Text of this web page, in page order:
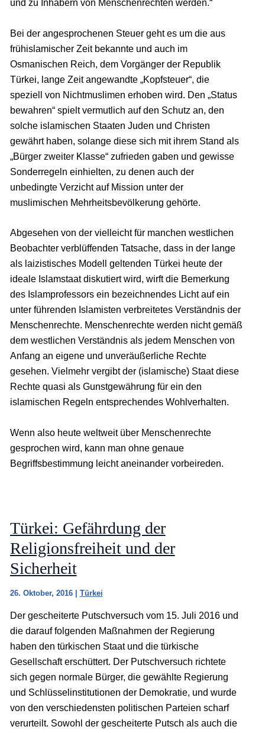
und zu Inhabern von Menschenrechten werden.“
Bei der angesprochenen Steuer geht es um die aus
frühislamischer Zeit bekannte und auch im
Osmanischen Reich, dem Vorgänger der Republik
Türkei, lange Zeit angewandte „Kopfsteuer“, die
speziell von Nichtmuslimen erhoben wird. Den „Status
bewahren“ spielt vermutlich auf den Schutz an, den
solche islamischen Staaten Juden und Christen
gewährt haben, solange diese sich mit ihrem Stand als
„Bürger zweiter Klasse“ zufrieden gaben und gewisse
Sonderregeln einhielten, zu denen auch der
unbedingte Verzicht auf Mission unter der
muslimischen Mehrheitsbevölkerung gehörte.
Abgesehen von der vielleicht für manchen westlichen
Beobachter verblüffenden Tatsache, dass in der lange
als laizistisches Modell geltenden Türkei heute der
ideale Islamstaat diskutiert wird, wirft die Bemerkung
des Islamprofessors ein bezeichnendes Licht auf ein
unter führenden Islamisten verbreitetes Verständnis der
Menschenrechte. Menschenrechte werden nicht gemäß
dem westlichen Verständnis als jedem Menschen von
Anfang an eigene und unveräußerliche Rechte
gesehen. Vielmehr vergibt der (islamische) Staat diese
Rechte quasi als Gunstgewährung für ein den
islamischen Regeln entsprechendes Wohlverhalten.
Wenn also heute weltweit über Menschenrechte
gesprochen wird, kann man ohne genaue
Begriffsbestimmung leicht aneinander vorbeireden.
Türkei: Gefährdung der
Religionsfreiheit und der
Sicherheit
26. Oktober, 2016 Türkei
Der gescheiterte Putschversuch vom 15. Juli 2016 und
die darauf folgenden Maßnahmen der Regierung
haben den türkischen Staat und die türkische
Gesellschaft erschüttert. Der Putschversuch richtete
sich gegen normale Bürger, die gewählte Regierung
und Schlüsselinstitutionen der Demokratie, und wurde
von den verschiedensten politischen Parteien scharf
verurteilt. Sowohl der gescheiterte Putsch als auch die